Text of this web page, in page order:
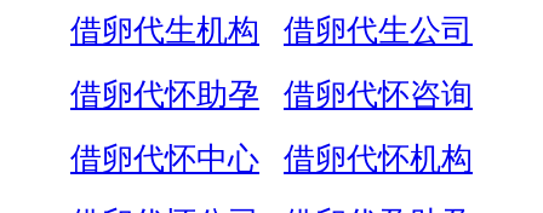
借卵代生机构
借卵代生公司
借卵代怀助孕
借卵代怀咨询
借卵代怀中心
借卵代怀机构